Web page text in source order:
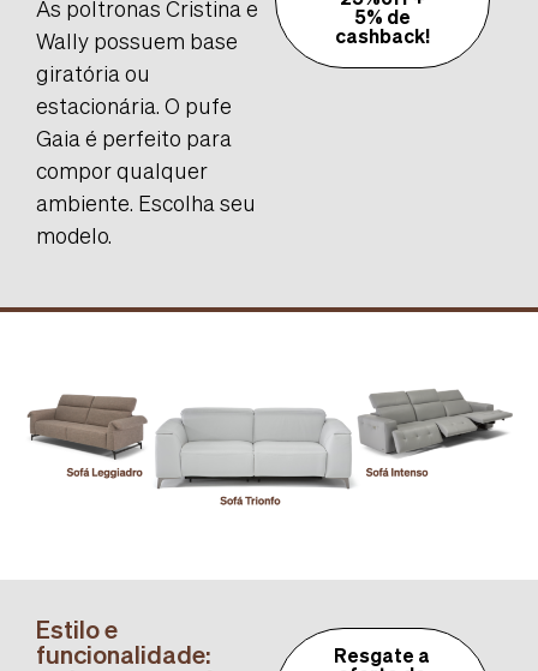
As poltronas Cristina e
Wally possuem base
giratória ou
estacionária. O pufe
Gaia é perfeito para
compor qualquer
ambiente. Escolha seu
modelo.
5% de
cashback!
Estilo e
funcionalidade:
Resgate a